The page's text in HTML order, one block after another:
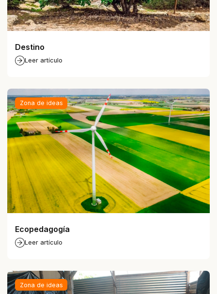
Destino
Leer artículo
Zona de ideas
Ecopedagogía
Leer artículo
Zona de ideas